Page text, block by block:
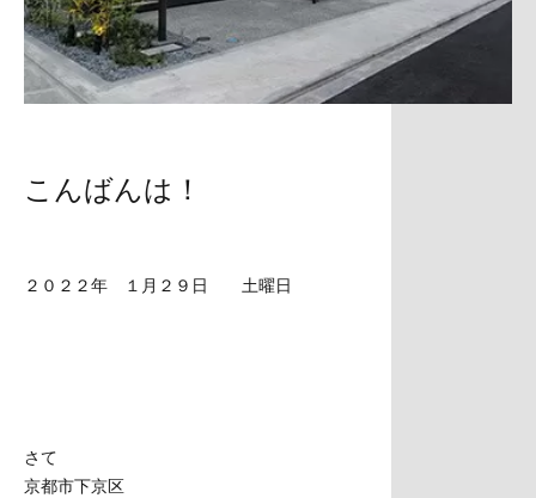
こんばんは！
２０２２年 １月２９日 土曜日
さて
京都市下京区